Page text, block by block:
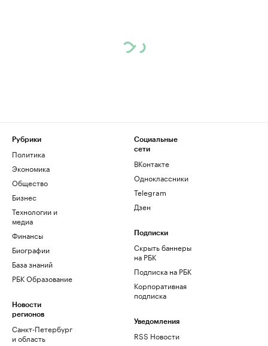
Рубрики
Политика
Экономика
Общество
Бизнес
Технологии и
медиа
Финансы
Биографии
База знаний
РБК Образование
Новости
регионов
Санкт-Петербург
и область
Социальные
сети
ВКонтакте
Одноклассники
Telegram
Дзен
Подписки
Скрыть баннеры
на РБК
Подписка на РБК
Корпоративная
подписка
Уведомления
RSS Новости